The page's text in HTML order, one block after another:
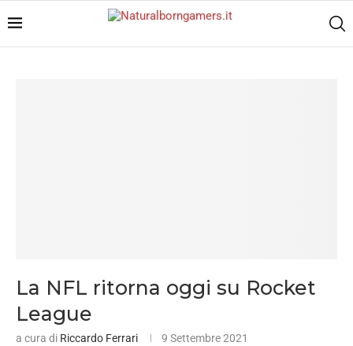
La NFL ritorna oggi su Rocket
League
a cura di Riccardo Ferrari 9 Settembre 2021